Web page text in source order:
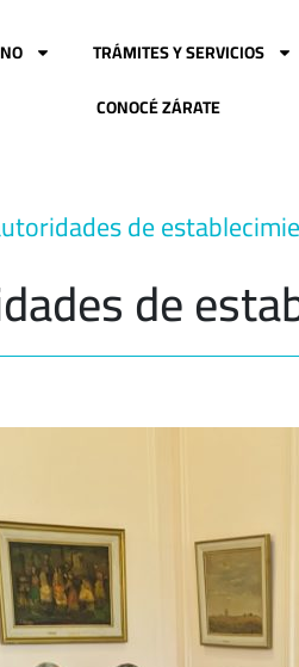
TRÁMITES Y SERVICIOS
CONOCÉ ZÁRATE
de
de